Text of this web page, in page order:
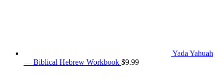
Yada Yahuah
— Biblical Hebrew Workbook $9.99